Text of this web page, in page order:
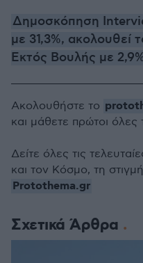
Δημοσκόπηση
με 31,3%,
Εκτός Βουλής με
Σχετικά Άρθρα
Ακολουθήστε το
και μάθετε πρώτοι όλες
Δείτε όλες τις
και τον Κόσμο, τη
Protothema.gr